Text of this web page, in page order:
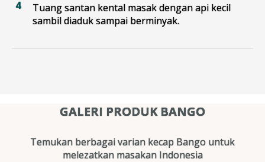
Tuang santan kental masak dengan api kecil
sambil diaduk sampai berminyak.
GALERI PRODUK BANGO
Temukan berbagai varian kecap Bango untuk
melezatkan masakan Indonesia